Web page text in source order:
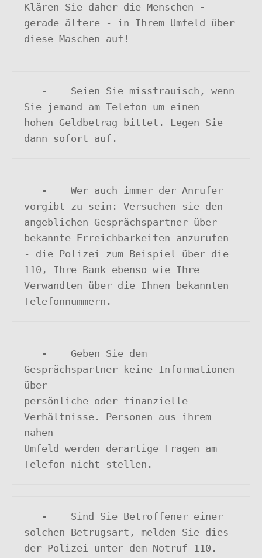
Klären Sie daher die Menschen -
gerade ältere - in Ihrem Umfeld über
diese Maschen auf!
Sie jemand am Telefon um einen
hohen Geldbetrag bittet. Legen Sie
dann sofort auf.
vorgibt zu sein: Versuchen sie den
angeblichen Gesprächspartner über
bekannte Erreichbarkeiten anzurufen
- die Polizei zum Beispiel über die
110, Ihre Bank ebenso wie Ihre
Verwandten über die Ihnen bekannten
Telefonnummern.
Gesprächspartner keine Informationen
über
persönliche oder finanzielle
Verhältnisse. Personen aus ihrem
nahen
Umfeld werden derartige Fragen am
Telefon nicht stellen.
solchen Betrugsart, melden Sie dies
der Polizei unter dem Notruf 110.